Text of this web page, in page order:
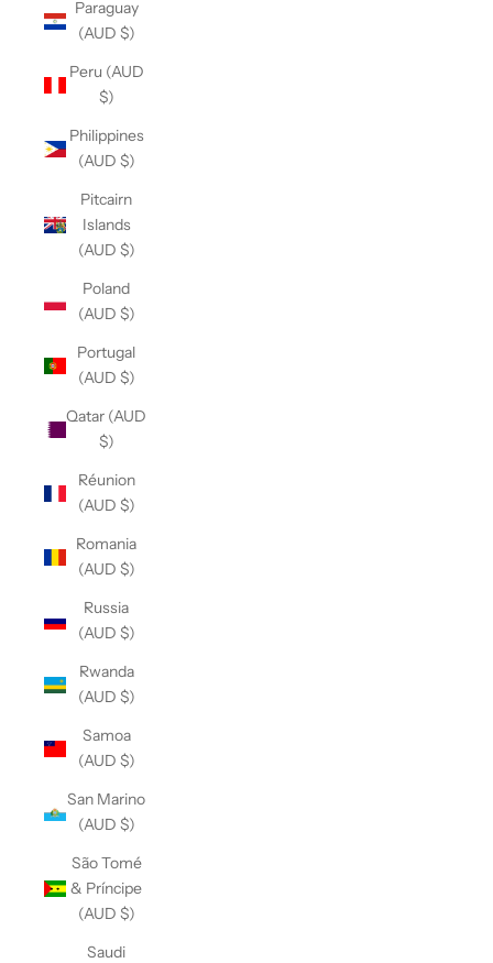
Paraguay
(AUD $)
Peru (AUD
$)
Philippines
(AUD $)
Pitcairn
Islands
(AUD $)
Poland
(AUD $)
Portugal
(AUD $)
Qatar (AUD
$)
Réunion
(AUD $)
Romania
(AUD $)
Russia
(AUD $)
Rwanda
(AUD $)
Samoa
(AUD $)
San Marino
(AUD $)
São Tomé
& Príncipe
(AUD $)
Saudi